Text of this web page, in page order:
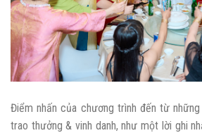
Điểm nhấn của chương trình đến từ những
trao thưởng & vinh danh, như một lời ghi